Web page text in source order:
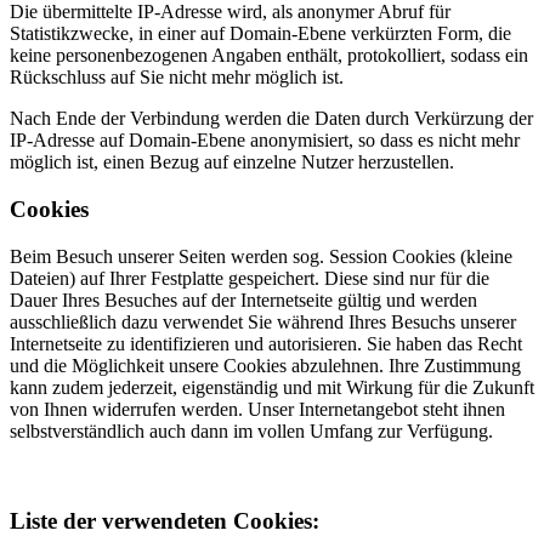
Die übermittelte IP-Adresse wird, als anonymer Abruf für
Statistikzwecke, in einer auf Domain-Ebene verkürzten Form, die
keine personenbezogenen Angaben enthält, protokolliert, sodass ein
Rückschluss auf Sie nicht mehr möglich ist.
Nach Ende der Verbindung werden die Daten durch Verkürzung der
IP-Adresse auf Domain-Ebene anonymisiert, so dass es nicht mehr
möglich ist, einen Bezug auf einzelne Nutzer herzustellen.
Cookies
Beim Besuch unserer Seiten werden sog. Session Cookies (kleine
Dateien) auf Ihrer Festplatte gespeichert. Diese sind nur für die
Dauer Ihres Besuches auf der Internetseite gültig und werden
ausschließlich dazu verwendet Sie während Ihres Besuchs unserer
Internetseite zu identifizieren und autorisieren. Sie haben das Recht
und die Möglichkeit unsere Cookies abzulehnen. Ihre Zustimmung
kann zudem jederzeit, eigenständig und mit Wirkung für die Zukunft
von Ihnen widerrufen werden. Unser Internetangebot steht ihnen
selbstverständlich auch dann im vollen Umfang zur Verfügung.
Liste der verwendeten Cookies: